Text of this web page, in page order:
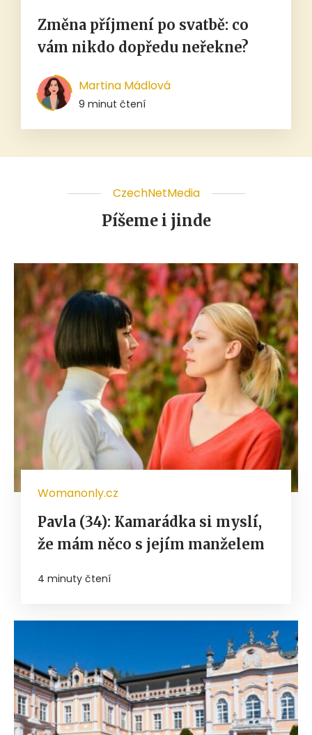
Změna příjmení po svatbě: co
vám nikdo dopředu neřekne?
Martina Mádlová
9 minut čtení
CzechNetMedia
Píšeme i jinde
Womanonly.cz
Pavla (34): Kamarádka si myslí,
že mám něco s jejím manželem
4 minuty čtení